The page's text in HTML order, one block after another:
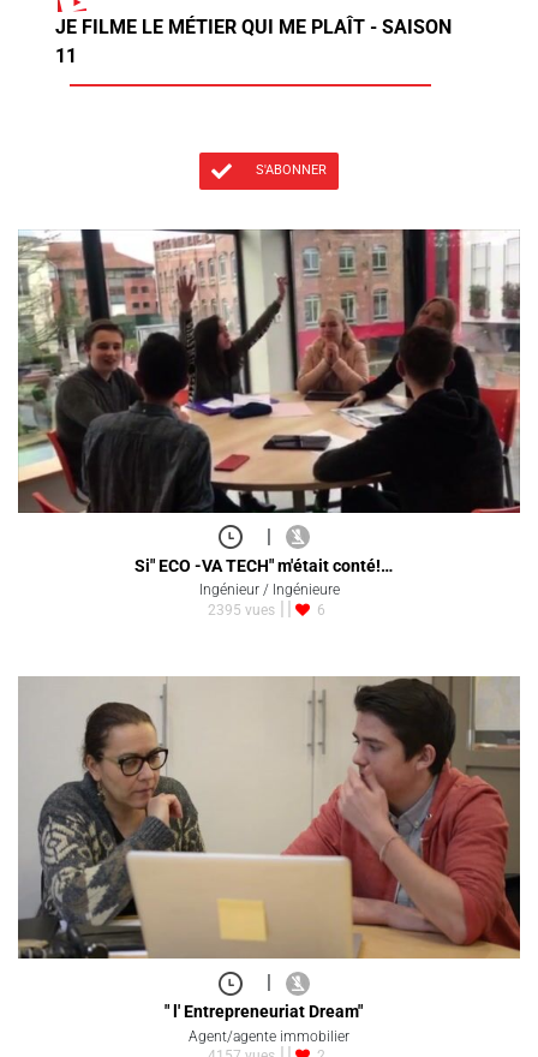
JE FILME LE MÉTIER QUI ME PLAÎT - SAISON
11
S'ABONNER
|
Si" ECO -VA TECH" m'était conté!…
Ingénieur / Ingénieure
2395 vues
6
|
" l' Entrepreneuriat Dream"
Agent/agente immobilier